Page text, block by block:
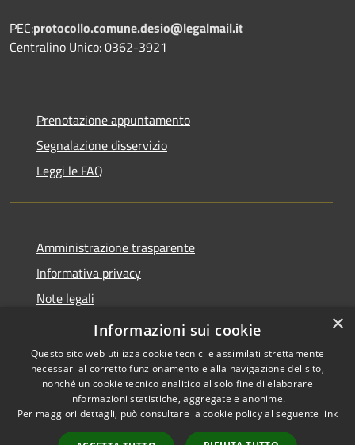
PEC:protocollo.comune.desio@legalmail.it
Centralino Unico: 0362-3921
Prenotazione appuntamento
Segnalazione disservizio
Leggi le FAQ
Amministrazione trasparente
Informativa privacy
Note legali
Dichiarazione di accessibilità
Accessibilità
Copyright © 2026 • Comune di
Desio • Powered by
×
Informazioni sui cookie
Questo sito web utilizza cookie tecnici e assimilati strettamente
necessari al corretto funzionamento e alla navigazione del sito,
nonché un cookie tecnico analitico al solo fine di elaborare
informazioni statistiche, aggregate e anonime.
Per maggiori dettagli, può consultare la cookie policy al seguente link